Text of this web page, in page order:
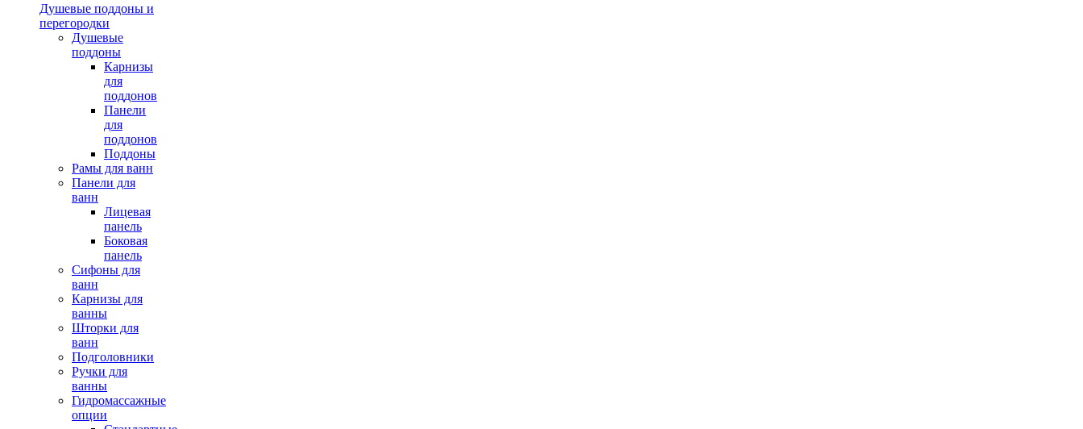
Душевые поддоны и
перегородки
Душевые
поддоны
Карнизы
для
поддонов
Панели
для
поддонов
Поддоны
Рамы для ванн
Панели для
ванн
Лицевая
панель
Боковая
панель
Сифоны для
ванн
Карнизы для
ванны
Шторки для
ванн
Подголовники
Ручки для
ванны
Гидромассажные
опции